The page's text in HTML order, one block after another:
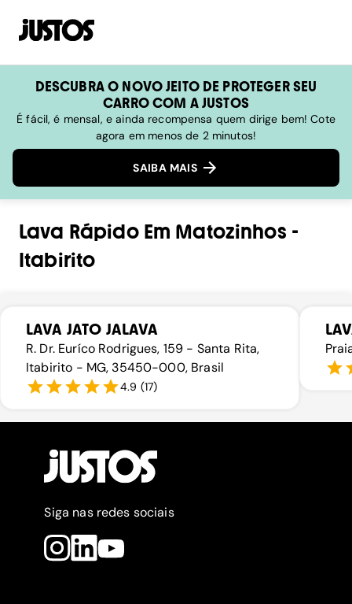
DESCUBRA O NOVO JEITO DE PROTEGER SEU
CARRO COM A JUSTOS
É fácil, é mensal, e ainda recompensa quem dirige bem! Cote
agora em menos de 2 minutos!
SAIBA MAIS
Lava RápidoEm Matozinhos -
Itabirito
LAVA JATO JALAVA
R. Dr. Euríco Rodrigues, 159 - Santa Rita,
Itabirito - MG, 35450-000, Brasil
4.9 (17)
Siga nas redes sociais